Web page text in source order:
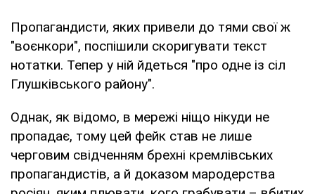
Пропагандисти, яких привели до тями свої ж
"воєнкори", поспішили скоригувати текст
нотатки. Тепер у ній йдеться "про одне із сіл
Глушківського району".
Однак, як відомо, в мережі ніщо нікуди не
пропадає, тому цей фейк став не лише
черговим свідченням брехні кремлівських
пропагандистів, а й доказом мародерства